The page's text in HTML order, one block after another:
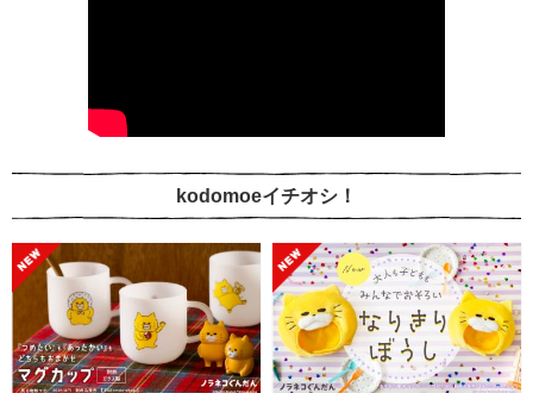
kodomoeイチオシ！